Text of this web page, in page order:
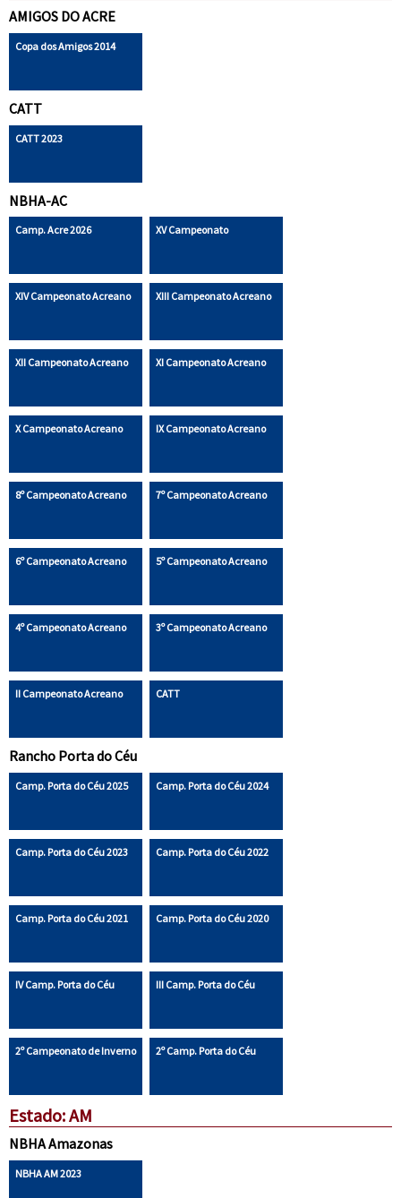
AMIGOS DO ACRE
Copa dos Amigos 2014
CATT
CATT 2023
NBHA-AC
Camp. Acre 2026 XV Campeonato
XIV Campeonato Acreano XIII Campeonato Acreano
XII Campeonato Acreano XI Campeonato Acreano
X Campeonato Acreano IX Campeonato Acreano
8º Campeonato Acreano 7º Campeonato Acreano
6º Campeonato Acreano 5º Campeonato Acreano
4º Campeonato Acreano 3º Campeonato Acreano
II Campeonato Acreano CATT
Rancho Porta do Céu
Camp. Porta do Céu 2025 Camp. Porta do Céu 2024
Camp. Porta do Céu 2023 Camp. Porta do Céu 2022
Camp. Porta do Céu 2021 Camp. Porta do Céu 2020
IV Camp. Porta do Céu III Camp. Porta do Céu
2º Campeonato de Inverno 2º Camp. Porta do Céu
Estado: AM
NBHA Amazonas
NBHA AM 2023